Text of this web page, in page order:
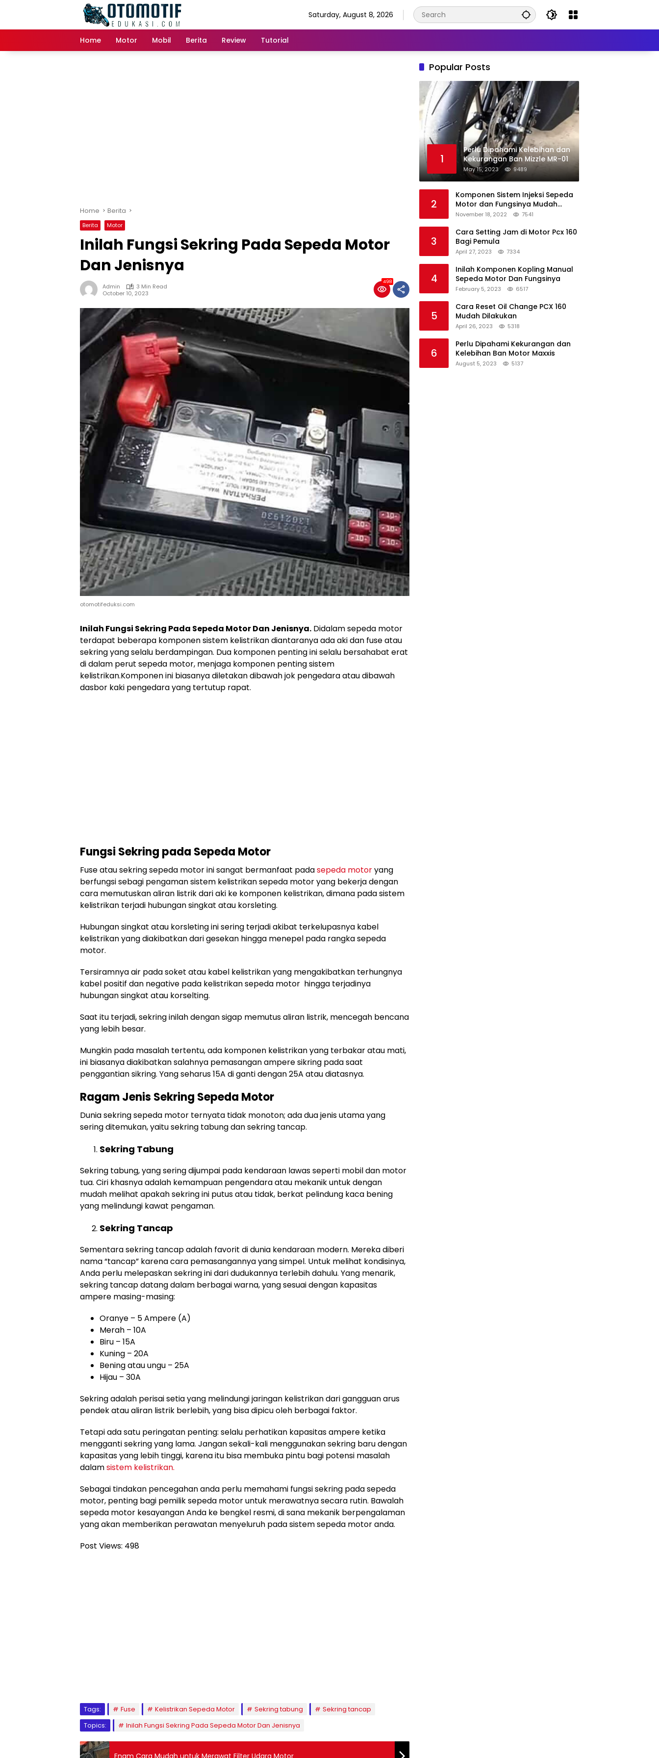
Saturday, August 8, 2026
Home Motor Mobil Berita Review Tutorial
Home Berita
Berita Motor
Inilah Fungsi Sekring Pada Sepeda Motor
Dan Jenisnya
Admin
3 Min Read
October 10, 2023
498
otomotifeduksi.com
Inilah Fungsi Sekring Pada Sepeda Motor Dan Jenisnya. Didalam sepeda motor
terdapat beberapa komponen sistem kelistrikan diantaranya ada aki dan fuse atau
sekring yang selalu berdampingan. Dua komponen penting ini selalu bersahabat erat
di dalam perut sepeda motor, menjaga komponen penting sistem
kelistrikan.Komponen ini biasanya diletakan dibawah jok pengedara atau dibawah
dasbor kaki pengedara yang tertutup rapat.
Fungsi Sekring pada Sepeda Motor
Fuse atau sekring sepeda motor ini sangat bermanfaat padasepeda motoryang
berfungsi sebagi pengaman sistem kelistrikan sepeda motor yang bekerja dengan
cara memutuskan aliran listrik dari aki ke komponen kelistrikan, dimana pada sistem
kelistrikan terjadi hubungan singkat atau korsleting.
Hubungan singkat atau korsleting ini sering terjadi akibat terkelupasnya kabel
kelistrikan yang diakibatkan dari gesekan hingga menepel pada rangka sepeda
motor.
Tersiramnya air pada soket atau kabel kelistrikan yang mengakibatkan terhungnya
kabel positif dan negative pada kelistrikan sepeda motor hingga terjadinya
hubungan singkat atau korselting.
Saat itu terjadi, sekring inilah dengan sigap memutus aliran listrik, mencegah bencana
yang lebih besar.
Mungkin pada masalah tertentu, ada komponen kelistrikan yang terbakar atau mati,
ini biasanya diakibatkan salahnya pemasangan ampere sikring pada saat
penggantian sikring. Yang seharus 15A di ganti dengan 25A atau diatasnya.
Ragam Jenis Sekring Sepeda Motor
Dunia sekring sepeda motor ternyata tidak monoton; ada dua jenis utama yang
sering ditemukan, yaitu sekring tabung dan sekring tancap.
Sekring Tabung
Sekring tabung, yang sering dijumpai pada kendaraan lawas seperti mobil dan motor
tua. Ciri khasnya adalah kemampuan pengendara atau mekanik untuk dengan
mudah melihat apakah sekring ini putus atau tidak, berkat pelindung kaca bening
yang melindungi kawat pengaman.
Sekring Tancap
Sementara sekring tancap adalah favorit di dunia kendaraan modern. Mereka diberi
nama “tancap” karena cara pemasangannya yang simpel. Untuk melihat kondisinya,
Anda perlu melepaskan sekring ini dari dudukannya terlebih dahulu. Yang menarik,
sekring tancap datang dalam berbagai warna, yang sesuai dengan kapasitas
ampere masing-masing:
Oranye – 5 Ampere (A)
Merah – 10A
Biru – 15A
Kuning – 20A
Bening atau ungu – 25A
Hijau – 30A
Sekring adalah perisai setia yang melindungi jaringan kelistrikan dari gangguan arus
pendek atau aliran listrik berlebih, yang bisa dipicu oleh berbagai faktor.
Tetapi ada satu peringatan penting: selalu perhatikan kapasitas ampere ketika
mengganti sekring yang lama. Jangan sekali-kali menggunakan sekring baru dengan
kapasitas yang lebih tinggi, karena itu bisa membuka pintu bagi potensi masalah
dalamsistem kelistrikan.
Sebagai tindakan pencegahan anda perlu memahami fungsi sekring pada sepeda
motor, penting bagi pemilik sepeda motor untuk merawatnya secara rutin. Bawalah
sepeda motor kesayangan Anda ke bengkel resmi, di sana mekanik berpengalaman
yang akan memberikan perawatan menyeluruh pada sistem sepeda motor anda.
Post Views: 498
Tags: Fuse Kelistrikan Sepeda Motor Sekring tabung
Sekring tancap
Topics:
Inilah Fungsi Sekring Pada Sepeda Motor Dan Jenisnya
Enam Cara Mudah untuk Merawat Filter Udara Motor
Popular Posts
1
Perlu Dipahami Kelebihan dan
Kekurangan Ban Mizzle MR-01
May 15, 2023 9489
2
Komponen Sistem Injeksi Sepeda
Motor dan Fungsinya Mudah
Untuk Dipahami
November 18, 2022 7541
3
Cara Setting Jam di Motor Pcx 160
Bagi Pemula
April 27, 2023 7334
4
Inilah Komponen Kopling Manual
Sepeda Motor Dan Fungsinya
February 5, 2023 6517
5
Cara Reset Oil Change PCX 160
Mudah Dilakukan
April 26, 2023 5318
6
Perlu Dipahami Kekurangan dan
Kelebihan Ban Motor Maxxis
August 5, 2023 5137